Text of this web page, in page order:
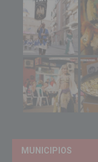
MUNICIPIOS